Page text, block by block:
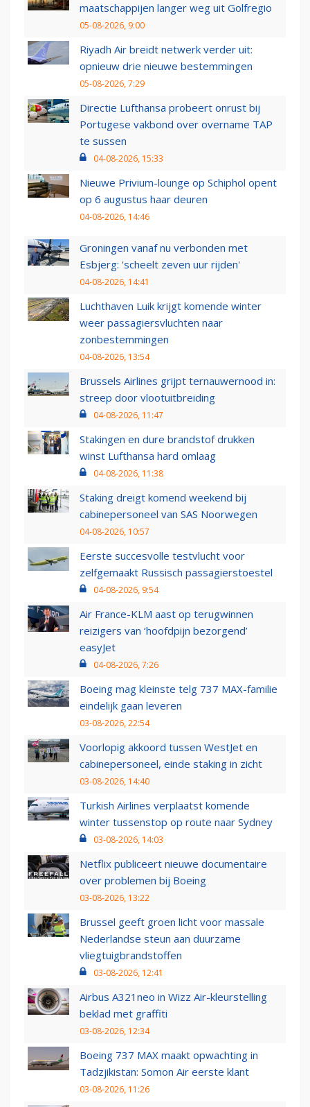
maatschappijen langer weg uit Golfregio
05-08-2026, 9:00
Riyadh Air breidt netwerk verder uit:
opnieuw drie nieuwe bestemmingen
05-08-2026, 7:29
Directie Lufthansa probeert onrust bij
Portugese vakbond over overname TAP
te sussen
04-08-2026, 15:33
Nieuwe Privium-lounge op Schiphol opent
op 6 augustus haar deuren
04-08-2026, 14:46
Groningen vanaf nu verbonden met
Esbjerg: 'scheelt zeven uur rijden'
04-08-2026, 14:41
Luchthaven Luik krijgt komende winter
weer passagiersvluchten naar
zonbestemmingen
04-08-2026, 13:54
Brussels Airlines grijpt ternauwernood in:
streep door vlootuitbreiding
04-08-2026, 11:47
Stakingen en dure brandstof drukken
winst Lufthansa hard omlaag
04-08-2026, 11:38
Staking dreigt komend weekend bij
cabinepersoneel van SAS Noorwegen
04-08-2026, 10:57
Eerste succesvolle testvlucht voor
zelfgemaakt Russisch passagierstoestel
04-08-2026, 9:54
Air France-KLM aast op terugwinnen
reizigers van ‘hoofdpijn bezorgend’
easyJet
04-08-2026, 7:26
Boeing mag kleinste telg 737 MAX-familie
eindelijk gaan leveren
03-08-2026, 22:54
Voorlopig akkoord tussen WestJet en
cabinepersoneel, einde staking in zicht
03-08-2026, 14:40
Turkish Airlines verplaatst komende
winter tussenstop op route naar Sydney
03-08-2026, 14:03
Netflix publiceert nieuwe documentaire
over problemen bij Boeing
03-08-2026, 13:22
Brussel geeft groen licht voor massale
Nederlandse steun aan duurzame
vliegtuigbrandstoffen
03-08-2026, 12:41
Airbus A321neo in Wizz Air-kleurstelling
beklad met graffiti
03-08-2026, 12:34
Boeing 737 MAX maakt opwachting in
Tadzjikistan: Somon Air eerste klant
03-08-2026, 11:26